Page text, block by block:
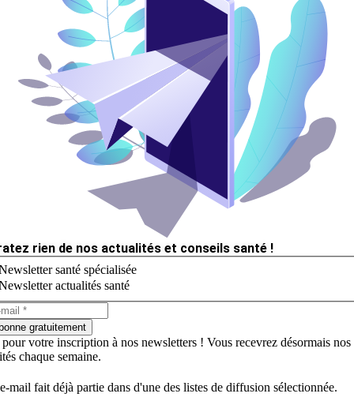
rien de nos actualités et conseils santé !
santé spécialisée
actualités santé
gratuitement
votre inscription à nos newsletters ! Vous recevrez désormais nos
chaque semaine.
mail fait déjà partie dans d'une des listes de diffusion sélectionnée.